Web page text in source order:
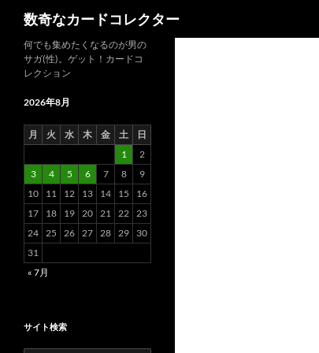
数奇なカードコレクター
何でも集めたくなるのが男の
サガ(性)。ゲット！カードコ
レクション
2026年8月
月 火 水 木 金 土
日
1
2
3
4 5 6 7 8
9
10
11 12 13 14 15
16
17
18 19 20 21 22 23
24 25 26 27 28 29
30
31
« 7月
サイト検索